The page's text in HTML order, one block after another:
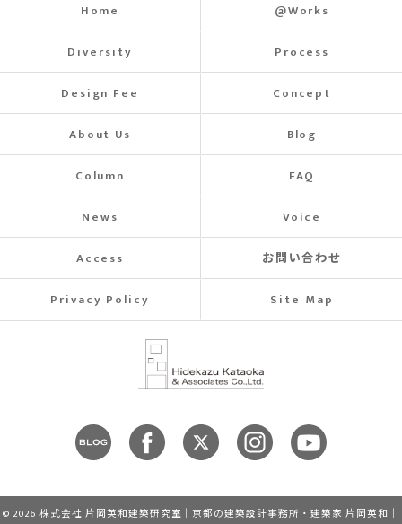
Home @Works
Diversity Process
Design Fee Concept
About Us Blog
Column FAQ
News Voice
Access お問い合わせ
Privacy Policy Site Map
© 2026 株式会社 片岡英和建築研究室｜京都の建築設計事務所・建築家 片岡英和｜